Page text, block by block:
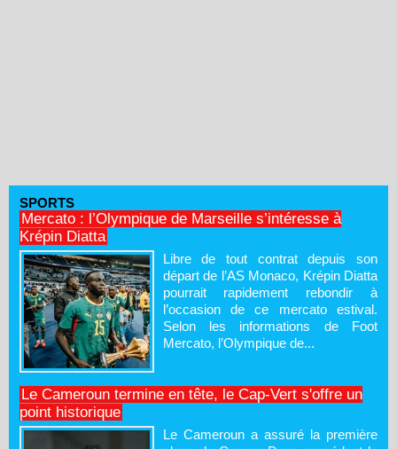
SPORTS
Mercato : l’Olympique de Marseille s’intéresse à
Krépin Diatta
Libre de tout contrat depuis son
départ de l’AS Monaco, Krépin Diatta
pourrait rapidement rebondir à
l’occasion de ce mercato estival.
Selon les informations de Foot
Mercato, l’Olympique de...
Le Cameroun termine en tête, le Cap-Vert s'offre un
point historique
Le Cameroun a assuré la première